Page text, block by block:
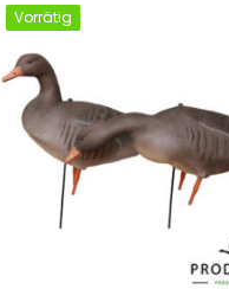
Vorrätig
Vorrätig